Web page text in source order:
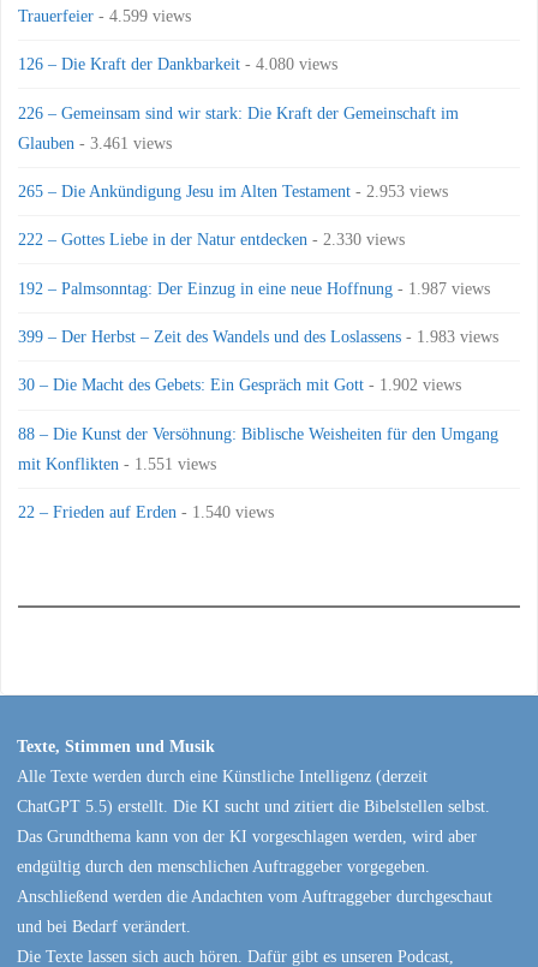
Trauerfeier - 4.599 views
126 – Die Kraft der Dankbarkeit - 4.080 views
226 – Gemeinsam sind wir stark: Die Kraft der Gemeinschaft im
Glauben - 3.461 views
265 – Die Ankündigung Jesu im Alten Testament - 2.953 views
222 – Gottes Liebe in der Natur entdecken - 2.330 views
192 – Palmsonntag: Der Einzug in eine neue Hoffnung - 1.987 views
399 – Der Herbst – Zeit des Wandels und des Loslassens - 1.983 views
30 – Die Macht des Gebets: Ein Gespräch mit Gott - 1.902 views
88 – Die Kunst der Versöhnung: Biblische Weisheiten für den Umgang
mit Konflikten - 1.551 views
22 – Frieden auf Erden - 1.540 views
Texte, Stimmen und Musik
Alle Texte werden durch eine Künstliche Intelligenz (derzeit
ChatGPT 5.5) erstellt. Die KI sucht und zitiert die Bibelstellen selbst.
Das Grundthema kann von der KI vorgeschlagen werden, wird aber
endgültig durch den menschlichen Auftraggeber vorgegeben.
Anschließend werden die Andachten vom Auftraggeber durchgeschaut
und bei Bedarf verändert.
Die Texte lassen sich auch hören. Dafür gibt es unseren Podcast,